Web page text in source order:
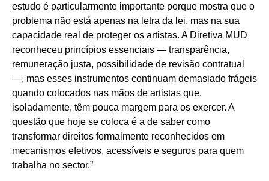
estudo é particularmente importante porque mostra que o
problema não está apenas na letra da lei, mas na sua
capacidade real de proteger os artistas. A Diretiva MUD
reconheceu princípios essenciais — transparência,
remuneração justa, possibilidade de revisão contratual
—, mas esses instrumentos continuam demasiado frágeis
quando colocados nas mãos de artistas que,
isoladamente, têm pouca margem para os exercer. A
questão que hoje se coloca é a de saber como
transformar direitos formalmente reconhecidos em
mecanismos efetivos, acessíveis e seguros para quem
trabalha no sector.”